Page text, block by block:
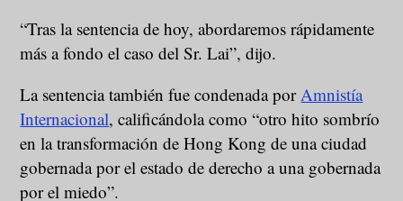
“Tras la sentencia de hoy, abordaremos rápidamente
más a fondo el caso del Sr. Lai”, dijo.
La sentencia también fue condenada porAmnistía
Internacional, calificándola como “otro hito sombrío
en la transformación de Hong Kong de una ciudad
gobernada por el estado de derecho a una gobernada
por el miedo”.